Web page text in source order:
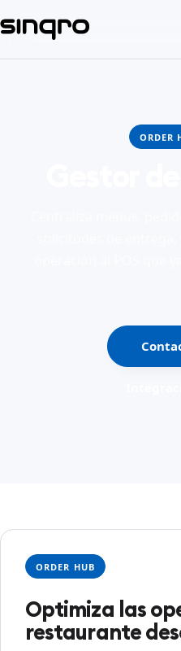
ORDER
ORDER HUB
Optimiza las
restaurante